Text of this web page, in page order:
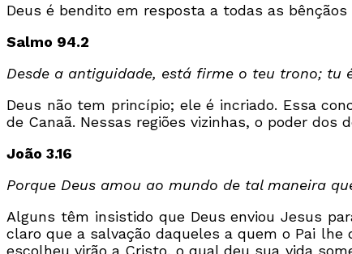
Deus é bendito em resposta a todas as bênçãos
Salmo 94.2
Desde a antiguidade, está firme o teu trono; tu
Deus não tem princípio; ele é incriado. Essa
de Canaã. Nessas regiões vizinhas, o poder dos
João 3.16
Porque Deus amou ao mundo de tal maneira
Alguns têm insistido que Deus enviou Jesus
claro que a salvação daqueles a quem o Pai
escolheu virão a Cristo, o qual deu sua vida